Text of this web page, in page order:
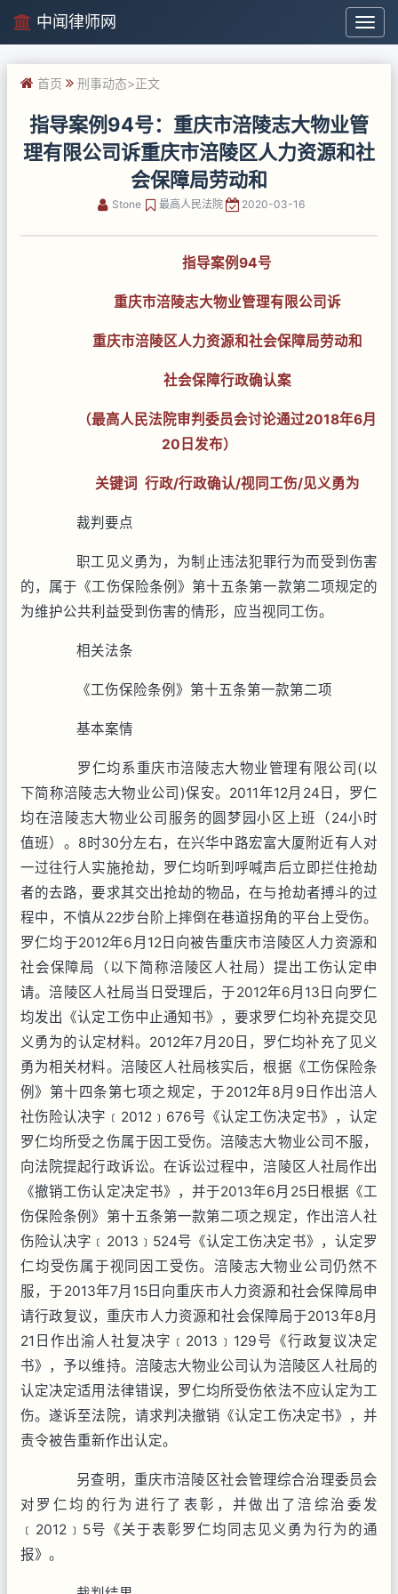
中
闻
律
中闻律师网
首页 刑事动态>正文
指导案例94号：重庆市涪陵志大物业管
理有限公司诉重庆市涪陵区人力资源和社
会保障局劳动和
Stone 最高人民法院 2020-03-16
指导案例94号
重庆市涪陵志大物业管理有限公司诉
重庆市涪陵区人力资源和社会保障局劳动和
社会保障行政确认案
（最高人民法院审判委员会讨论通过2018年6月
20日发布）
关键词 行政/行政确认/视同工伤/见义勇为
裁判要点
职工见义勇为，为制止违法犯罪行为而受到伤害
的，属于《工伤保险条例》第十五条第一款第二项规定的
为维护公共利益受到伤害的情形，应当视同工伤。
相关法条
《工伤保险条例》第十五条第一款第二项
基本案情
罗仁均系重庆市涪陵志大物业管理有限公司(以
下简称涪陵志大物业公司)保安。2011年12月24日，罗仁
均在涪陵志大物业公司服务的圆梦园小区上班（24小时
值班）。8时30分左右，在兴华中路宏富大厦附近有人对
一过往行人实施抢劫，罗仁均听到呼喊声后立即拦住抢劫
者的去路，要求其交出抢劫的物品，在与抢劫者搏斗的过
程中，不慎从22步台阶上摔倒在巷道拐角的平台上受伤。
罗仁均于2012年6月12日向被告重庆市涪陵区人力资源和
社会保障局（以下简称涪陵区人社局）提出工伤认定申
请。涪陵区人社局当日受理后，于2012年6月13日向罗仁
均发出《认定工伤中止通知书》，要求罗仁均补充提交见
义勇为的认定材料。2012年7月20日，罗仁均补充了见义
勇为相关材料。涪陵区人社局核实后，根据《工伤保险条
例》第十四条第七项之规定，于2012年8月9日作出涪人
社伤险认决字﹝2012﹞676号《认定工伤决定书》，认定
罗仁均所受之伤属于因工受伤。涪陵志大物业公司不服，
向法院提起行政诉讼。在诉讼过程中，涪陵区人社局作出
《撤销工伤认定决定书》，并于2013年6月25日根据《工
伤保险条例》第十五条第一款第二项之规定，作出涪人社
伤险认决字﹝2013﹞524号《认定工伤决定书》，认定罗
仁均受伤属于视同因工受伤。涪陵志大物业公司仍然不
服，于2013年7月15日向重庆市人力资源和社会保障局申
请行政复议，重庆市人力资源和社会保障局于2013年8月
21日作出渝人社复决字﹝2013﹞129号《行政复议决定
书》，予以维持。涪陵志大物业公司认为涪陵区人社局的
认定决定适用法律错误，罗仁均所受伤依法不应认定为工
伤。遂诉至法院，请求判决撤销《认定工伤决定书》，并
责令被告重新作出认定。
另查明，重庆市涪陵区社会管理综合治理委员会
对罗仁均的行为进行了表彰，并做出了涪综治委发
﹝2012﹞5号《关于表彰罗仁均同志见义勇为行为的通
报》。